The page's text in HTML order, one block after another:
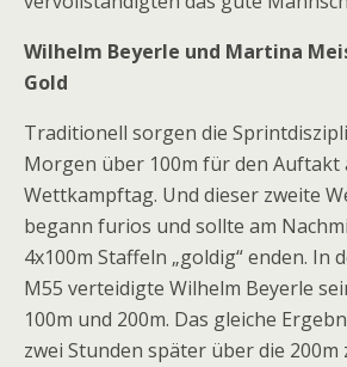
Wilhelm Beyerle und Martina
Gold
Traditionell sorgen die
Morgen über 100m für den Auftakt
Wettkampftag. Und dieser zweite
begann furios und sollte am
4x100m Staffeln „goldig“ enden. In
M55 verteidigte Wilhelm Beyerle
100m und 200m. Das gleiche
zwei Stunden später über die 200m